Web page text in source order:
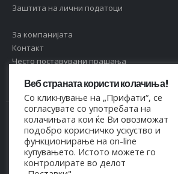
Заштита на лични податоци
За компанијата
Контакт
Често поставувани прашања
© Copyright 2021. Сите права се задржани
- 4044021518150
Веб страната користи колачиња!
Со кликнување на „Прифати“, се
согласувате со употребата на
колачињата кои ќе Ви овозможат
подобро корисничко ускуство и
функционирање на on-line
купувањето. Истото можете го
контролирате во делот